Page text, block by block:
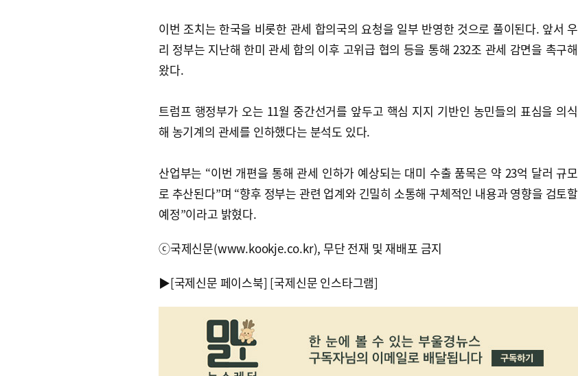
이번 조치는 한국을 비롯한 관세 합의국의 요청을 일부 반영한 것으로 풀이된다. 앞서 우
리 정부는 지난해 한미 관세 합의 이후 고위급 협의 등을 통해 232조 관세 감면을 촉구해
왔다.
트럼프 행정부가 오는 11월 중간선거를 앞두고 핵심 지지 기반인 농민들의 표심을 의식
해 농기계의 관세를 인하했다는 분석도 있다.
산업부는 “이번 개편을 통해 관세 인하가 예상되는 대미 수출 품목은 약 23억 달러 규모
로 추산된다”며 “향후 정부는 관련 업계와 긴밀히 소통해 구체적인 내용과 영향을 검토할
예정”이라고 밝혔다.
ⓒ국제신문(www.kookje.co.kr), 무단 전재 및 재배포 금지
▶[국제신문 페이스북] [국제신문 인스타그램]